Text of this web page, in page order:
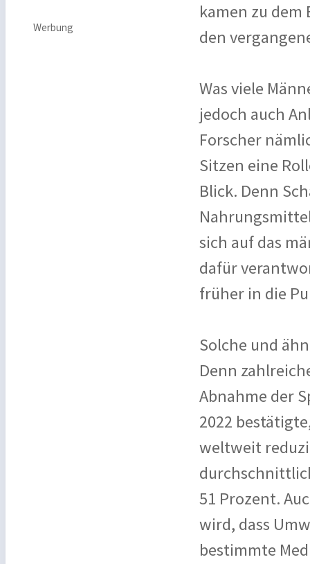
Werbung
kamen zu dem
den
Was viele
jedoch auch
Forscher
Sitzen eine
Blick. Denn
sich auf das
dafür
früher in die
Solche und
Denn
Abnahme der
2022
weltweit
51 Prozent.
wird, dass
bestimmte